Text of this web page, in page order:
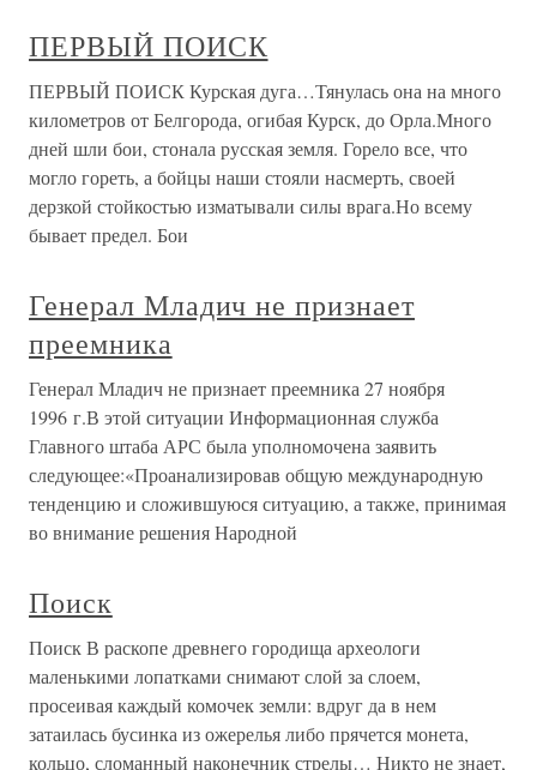
ПЕРВЫЙ ПОИСК
ПЕРВЫЙ ПОИСК Курская дуга…Тянулась она на много
километров от Белгорода, огибая Курск, до Орла.Много
дней шли бои, стонала русская земля. Горело все, что
могло гореть, а бойцы наши стояли насмерть, своей
дерзкой стойкостью изматывали силы врага.Но всему
бывает предел. Бои
Генерал Младич не признает
преемника
Генерал Младич не признает преемника 27 ноября
1996 г.В этой ситуации Информационная служба
Главного штаба АРС была уполномочена заявить
следующее:«Проанализировав общую международную
тенденцию и сложившуюся ситуацию, а также, принимая
во внимание решения Народной
Поиск
Поиск В раскопе древнего городища археологи
маленькими лопатками снимают слой за слоем,
просеивая каждый комочек земли: вдруг да в нем
затаилась бусинка из ожерелья либо прячется монета,
кольцо, сломанный наконечник стрелы… Никто не знает,